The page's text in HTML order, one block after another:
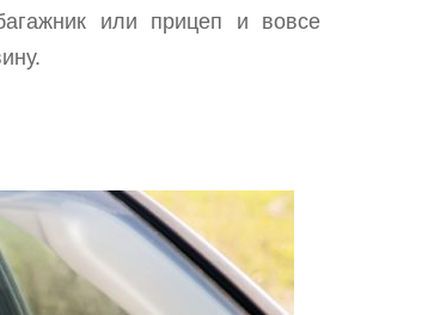
или прицеп и вовсе